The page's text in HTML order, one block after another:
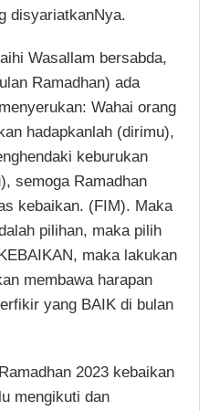
disyariatkanNya.
Wasallam bersabda,
Ramadhan) ada
Wahai orang
hadapkanlah (dirimu),
keburukan
semoga Ramadhan
kebaikan. (FIM). Maka
pilihan, maka pilih
maka lakukan
membawa harapan
yang BAIK di bulan
2023 kebaikan
mengikuti dan